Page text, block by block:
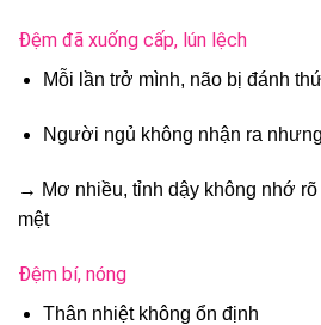
Đệm đã xuống cấp, lún lệch
Mỗi lần trở mình, não bị đánh
Người ngủ không nhận ra
→ Mơ nhiều, tỉnh dậy không nhớ
mệt
Đệm bí, nóng
Thân nhiệt không ổn định